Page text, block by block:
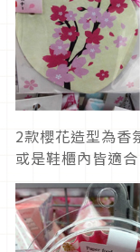
2款櫻花造型為香
或是鞋櫃內皆適